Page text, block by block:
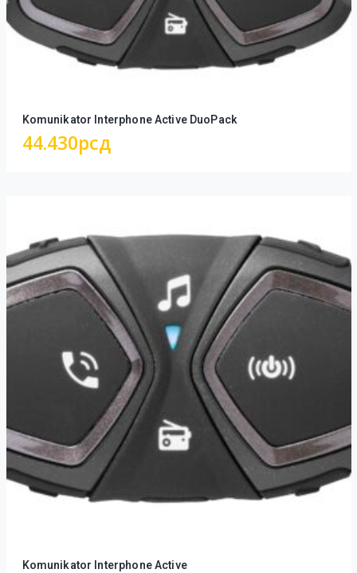
Komunikator Interphone Active DuoPack
44.430рсд
Komunikator Interphone Active